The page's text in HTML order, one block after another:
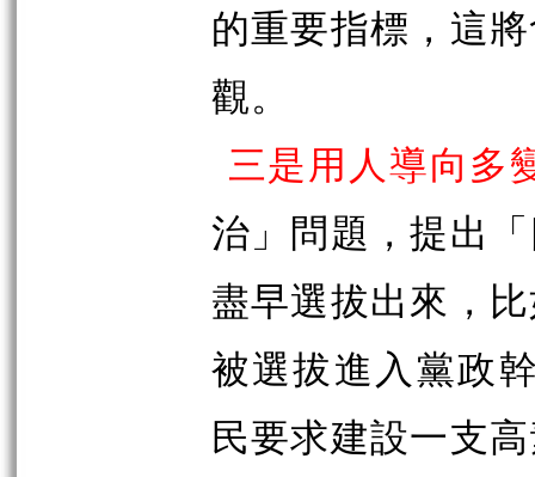
的重要指標，這
觀。
三是用人導向多
治」問題，提出
盡早選拔出來，
被選拔進入黨政
民要求建設一支